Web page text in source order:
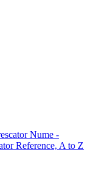
Nume -
Reference, A to Z